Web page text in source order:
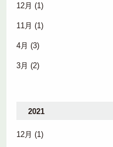
12月 (1)
11月 (1)
4月 (3)
3月 (2)
2021
12月 (1)